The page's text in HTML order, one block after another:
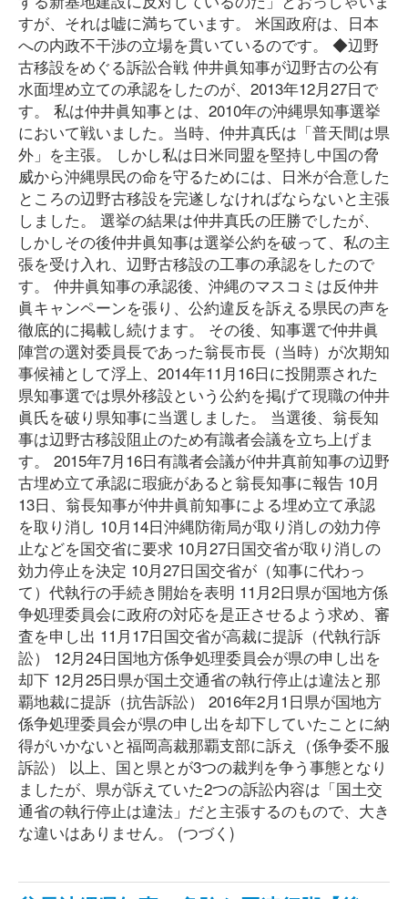
すが、それは嘘に満ちています。 米国政府は、日本
への内政不干渉の立場を貫いているのです。 ◆辺野
古移設をめぐる訴訟合戦 仲井眞知事が辺野古の公有
水面埋め立ての承認をしたのが、2013年12月27日で
す。 私は仲井眞知事とは、2010年の沖縄県知事選挙
において戦いました。当時、仲井真氏は「普天間は県
外」を主張。 しかし私は日米同盟を堅持し中国の脅
威から沖縄県民の命を守るためには、日米が合意した
ところの辺野古移設を完遂しなければならないと主張
しました。 選挙の結果は仲井真氏の圧勝でしたが、
しかしその後仲井眞知事は選挙公約を破って、私の主
張を受け入れ、辺野古移設の工事の承認をしたので
す。 仲井眞知事の承認後、沖縄のマスコミは反仲井
眞キャンペーンを張り、公約違反を訴える県民の声を
徹底的に掲載し続けます。 その後、知事選で仲井眞
陣営の選対委員長であった翁長市長（当時）が次期知
事候補として浮上、2014年11月16日に投開票された
県知事選では県外移設という公約を掲げて現職の仲井
眞氏を破り県知事に当選しました。 当選後、翁長知
事は辺野古移設阻止のため有識者会議を立ち上げま
す。 2015年7月16日有識者会議が仲井真前知事の辺野
古埋め立て承認に瑕疵があると翁長知事に報告 10月
13日、翁長知事が仲井眞前知事による埋め立て承認
を取り消し 10月14日沖縄防衛局が取り消しの効力停
止などを国交省に要求 10月27日国交省が取り消しの
効力停止を決定 10月27日国交省が（知事に代わっ
て）代執行の手続き開始を表明 11月2日県が国地方係
争処理委員会に政府の対応を是正させるよう求め、審
査を申し出 11月17日国交省が高裁に提訴（代執行訴
訟） 12月24日国地方係争処理委員会が県の申し出を
却下 12月25日県が国土交通省の執行停止は違法と那
覇地裁に提訴（抗告訴訟） 2016年2月1日県が国地方
係争処理委員会が県の申し出を却下していたことに納
得がいかないと福岡高裁那覇支部に訴え（係争委不服
訴訟） 以上、国と県とが3つの裁判を争う事態となり
ましたが、県が訴えていた2つの訴訟内容は「国土交
通省の執行停止は違法」だと主張するのもので、大き
な違いはありません。 (つづく)